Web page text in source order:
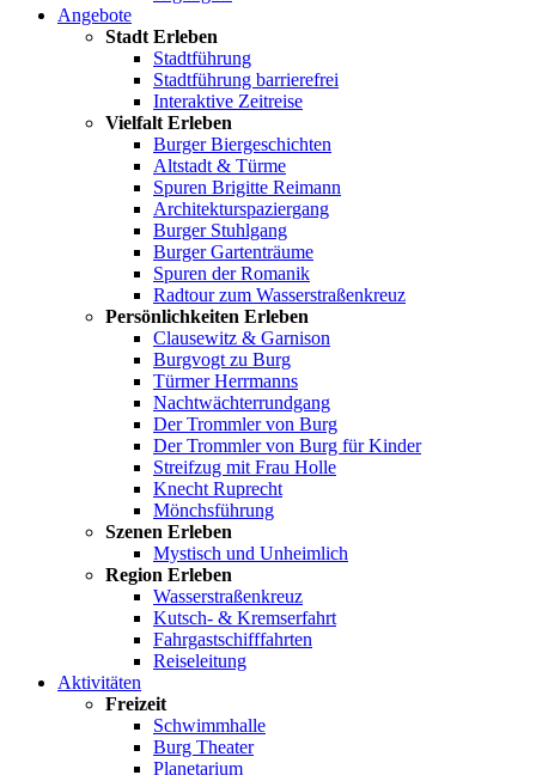
Angebote
Stadt Erleben
Stadtführung
Stadtführung barrierefrei
Interaktive Zeitreise
Vielfalt Erleben
Burger Biergeschichten
Altstadt & Türme
Spuren Brigitte Reimann
Architekturspaziergang
Burger Stuhlgang
Burger Gartenträume
Spuren der Romanik
Radtour zum Wasserstraßenkreuz
Persönlichkeiten Erleben
Clausewitz & Garnison
Burgvogt zu Burg
Türmer Herrmanns
Nachtwächterrundgang
Der Trommler von Burg
Der Trommler von Burg für Kinder
Streifzug mit Frau Holle
Knecht Ruprecht
Mönchsführung
Szenen Erleben
Mystisch und Unheimlich
Region Erleben
Wasserstraßenkreuz
Kutsch- & Kremserfahrt
Fahrgastschifffahrten
Reiseleitung
Aktivitäten
Freizeit
Schwimmhalle
Burg Theater
Planetarium